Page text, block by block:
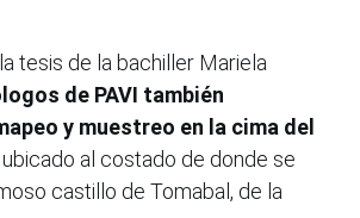
tesis de la bachiller Mariela
de PAVI también
y muestreo en la cima del
ubicado al costado de donde se
castillo de Tomabal, de la